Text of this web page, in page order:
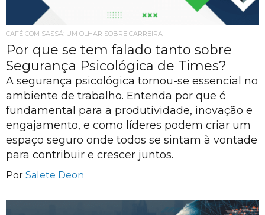
CAFÉ COM SASSÁ: UM OLHAR SOBRE CARREIRA
Por que se tem falado tanto sobre
Segurança Psicológica de Times?
A segurança psicológica tornou-se essencial no
ambiente de trabalho. Entenda por que é
fundamental para a produtividade, inovação e
engajamento, e como líderes podem criar um
espaço seguro onde todos se sintam à vontade
para contribuir e crescer juntos.
Por Salete Deon